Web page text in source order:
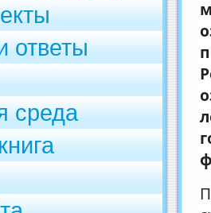
ответы
среда